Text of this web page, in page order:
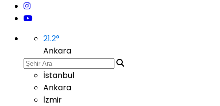
21.2°
Ankara
İstanbul
Ankara
İzmir